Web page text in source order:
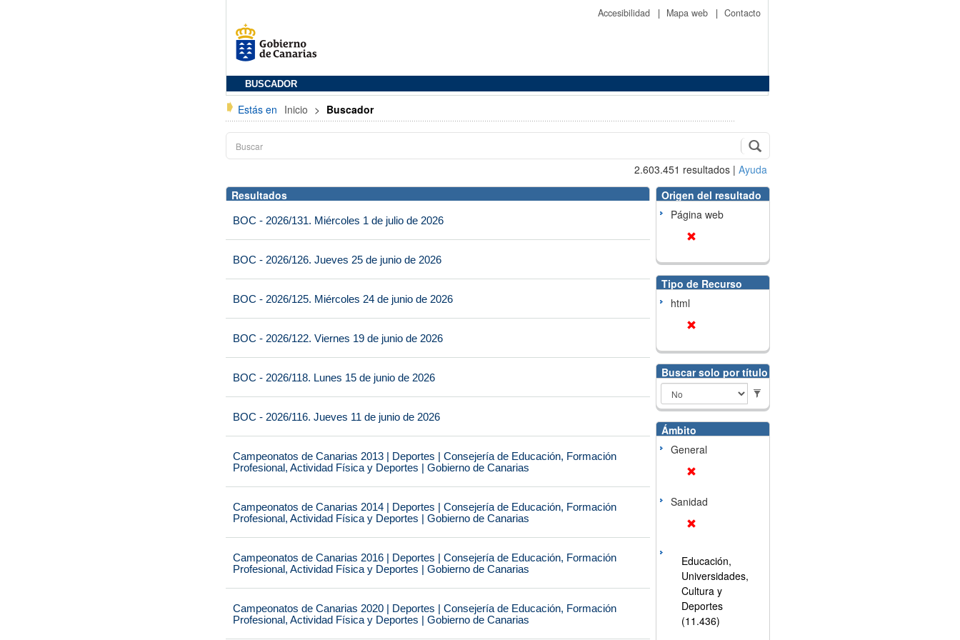
Accesibilidad | Mapa web | Contacto
BUSCADOR
Estás en Inicio > Buscador
2.603.451 resultados | Ayuda
Resultados
BOC - 2026/131. Miércoles 1 de julio de 2026
BOC - 2026/126. Jueves 25 de junio de 2026
BOC - 2026/125. Miércoles 24 de junio de 2026
BOC - 2026/122. Viernes 19 de junio de 2026
BOC - 2026/118. Lunes 15 de junio de 2026
BOC - 2026/116. Jueves 11 de junio de 2026
Campeonatos de Canarias 2013 | Deportes | Consejería de Educación, Formación
Profesional, Actividad Física y Deportes | Gobierno de Canarias
Campeonatos de Canarias 2014 | Deportes | Consejería de Educación, Formación
Profesional, Actividad Física y Deportes | Gobierno de Canarias
Campeonatos de Canarias 2016 | Deportes | Consejería de Educación, Formación
Profesional, Actividad Física y Deportes | Gobierno de Canarias
Campeonatos de Canarias 2020 | Deportes | Consejería de Educación, Formación
Profesional, Actividad Física y Deportes | Gobierno de Canarias
Origen del resultado
Página web
Tipo de Recurso
html
Buscar solo por título
Ámbito
General
Sanidad
Educación,
Universidades,
Cultura y
Deportes
(11.436)